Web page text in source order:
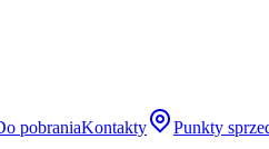
pobraniaKontakty Punkty